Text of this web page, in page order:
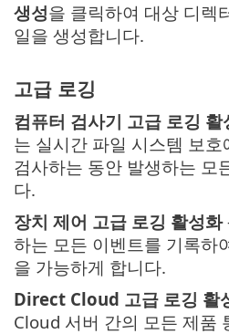
생성을 클릭하여 대상 디렉
일을 생성합니다.
고급 로깅
컴퓨터 검사기 고급 로깅 활
는 실시간 파일 시스템 보
검사하는 동안 발생하는 모
다.
장치 제어 고급 로깅 활성화
하는 모든 이벤트를 기록하
을 가능하게 합니다.
Direct Cloud 고급 로깅 활
Cloud 서버 간의 모든 제품